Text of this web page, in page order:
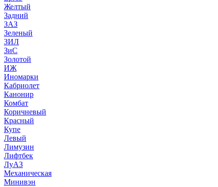
Желтый
Задний
ЗАЗ
Зеленый
ЗИЛ
ЗиС
Золотой
ИЖ
Иномарки
Кабриолет
Канонир
Комбат
Коричневый
Красный
Купе
Левый
Лимузин
Лифтбек
ЛуАЗ
Механическая
Минивэн